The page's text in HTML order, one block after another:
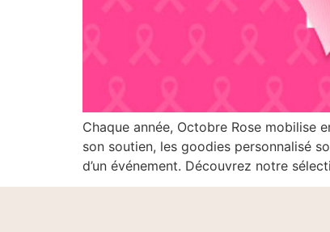
Chaque année, Octobre Rose
son soutien, les goodies personnalisé
d’un événement. Découvrez notre